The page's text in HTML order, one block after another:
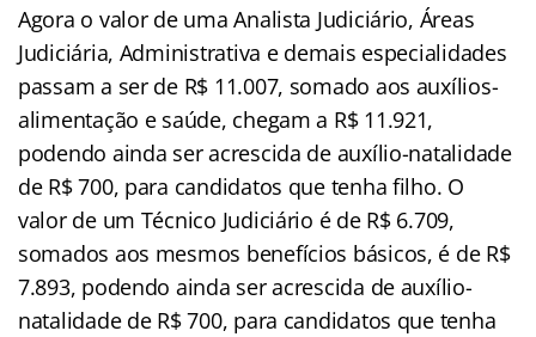
Agora o valor de uma Analista Judiciário, Áreas
Judiciária, Administrativa e demais especialidades
passam a ser de R$ 11.007, somado aos auxílios-
alimentação e saúde, chegam a R$ 11.921,
podendo ainda ser acrescida de auxílio-natalidade
de R$ 700, para candidatos que tenha filho. O
valor de um Técnico Judiciário é de R$ 6.709,
somados aos mesmos benefícios básicos, é de R$
7.893, podendo ainda ser acrescida de auxílio-
natalidade de R$ 700, para candidatos que tenha